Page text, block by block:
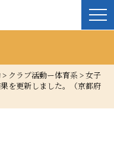
> クラブ活動ー体育系 > 女子
を更新しました。（京都府